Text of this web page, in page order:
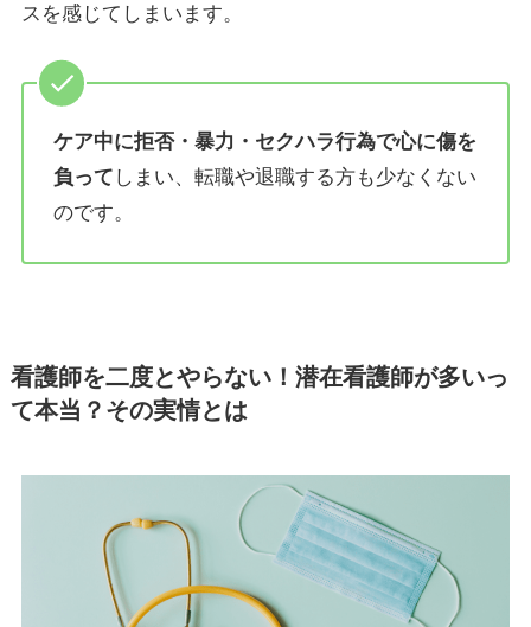
スを感じてしまいます。
ケア中に拒否・暴力・セクハラ行為で心に傷を
負って しまい、転職や退職する方も少なくない
のです。
看護師を二度とやらない！潜在看護師が多いっ
て本当？その実情とは